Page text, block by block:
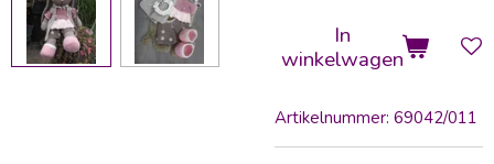
In
winkelwagen
Artikelnummer: 69042/011